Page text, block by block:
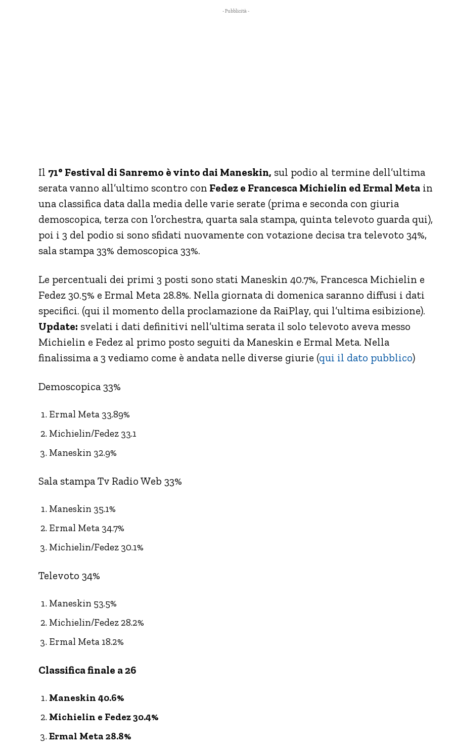
- Pubblicità -
Il 71° Festival di Sanremo è vinto dai Maneskin, sul podio al termine dell’ultima
serata vanno all’ultimo scontro con Fedez e Francesca Michielin ed Ermal Meta in
una classifica data dalla media delle varie serate (prima e seconda con giuria
demoscopica, terza con l’orchestra, quarta sala stampa, quinta televoto guarda qui),
poi i 3 del podio si sono sfidati nuovamente con votazione decisa tra televoto 34%,
sala stampa 33% demoscopica 33%.
Le percentuali dei primi 3 posti sono stati Maneskin 40.7%, Francesca Michielin e
Fedez 30.5% e Ermal Meta 28.8%. Nella giornata di domenica saranno diffusi i dati
specifici. (qui il momento della proclamazione da RaiPlay, qui l’ultima esibizione).
Update: svelati i dati definitivi nell’ultima serata il solo televoto aveva messo
Michielin e Fedez al primo posto seguiti da Maneskin e Ermal Meta. Nella
finalissima a 3 vediamo come è andata nelle diverse giurie (qui il dato pubblico)
Demoscopica 33%
Ermal Meta 33.89%
Michielin/Fedez 33.1
Maneskin 32.9%
Sala stampa Tv Radio Web 33%
Maneskin 35.1%
Ermal Meta 34.7%
Michielin/Fedez 30.1%
Televoto 34%
Maneskin 53.5%
Michielin/Fedez 28.2%
Ermal Meta 18.2%
Classifica finale a 26
Maneskin 40.6%
Michielin e Fedez 30.4%
Ermal Meta 28.8%